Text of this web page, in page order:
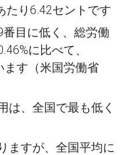
たり6.42セントです
目に低く、総労働
に比べて、
ます（米国労働省
は、全国で最も低く
ますが、全国平均に